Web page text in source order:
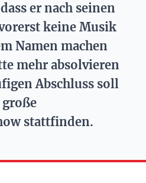
er nach seinen
keine Musik
Namen machen
mehr absolvieren
Abschluss soll
große
stattfinden.